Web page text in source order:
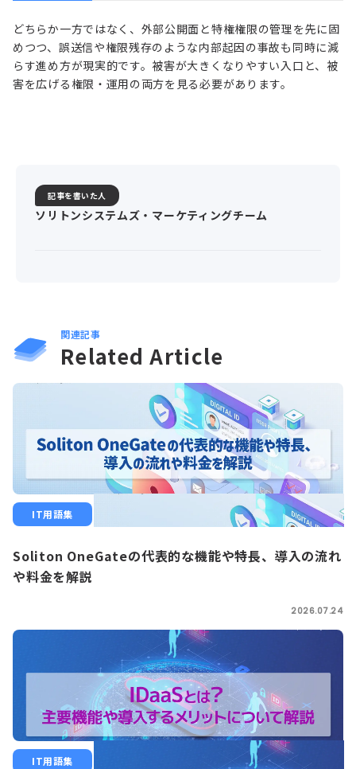
どちらか一方ではなく、外部公開面と特権権限の管理を先に固
めつつ、誤送信や権限残存のような内部起因の事故も同時に減
らす進め方が現実的です。被害が大きくなりやすい入口と、被
害を広げる権限・運用の両方を見る必要があります。
記事を書いた人
ソリトンシステムズ・マーケティングチーム
関連記事
Related Article
IT用語集
Soliton OneGateの代表的な機能や特長、導入の流れ
や料金を解説
2026.07.24
IT用語集